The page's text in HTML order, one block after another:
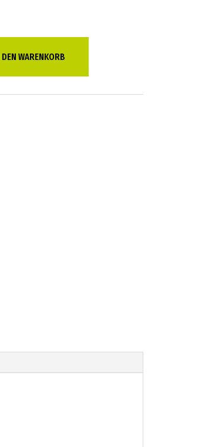
DEN WARENKORB